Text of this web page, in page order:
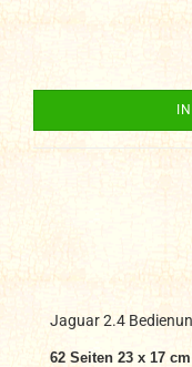
Jaguar 2.4
62 Seiten 23 x 17 cm